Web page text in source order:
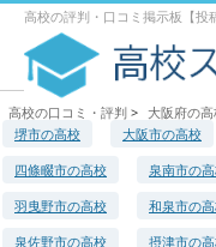
高校の評判・口コミ掲示板【投
高校の口コミ・評判 > 大阪府の
堺市の高校
大阪市の高校
四條畷市の高校
泉南市の
羽曳野市の高校
和泉市の
泉佐野市の高校
摂津市の